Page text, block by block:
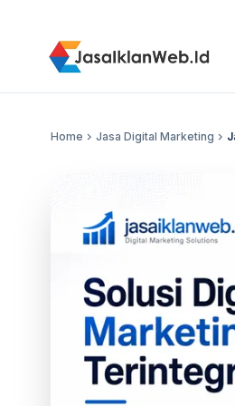
Home chevron_right Jasa Digital Marketing chevron_right